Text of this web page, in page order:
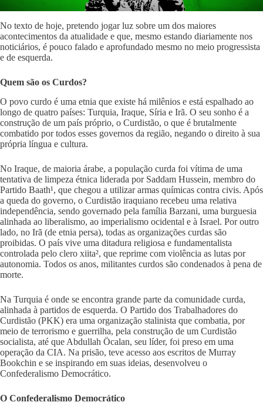
No texto de hoje, pretendo jogar luz sobre um dos maiores
acontecimentos da atualidade e que, mesmo estando diariamente nos
noticiários, é pouco falado e aprofundado mesmo no meio progressista
e de esquerda.
Quem são os Curdos?
O povo curdo é uma etnia que existe há milênios e está espalhado ao
longo de quatro países: Turquia, Iraque, Síria e Irã. O seu sonho é a
construção de um país próprio, o Curdistão, o que é brutalmente
combatido por todos esses governos da região, negando o direito à sua
própria língua e cultura.
No Iraque, de maioria árabe, a população curda foi vítima de uma
tentativa de limpeza étnica liderada por Saddam Hussein, membro do
Partido Baath¹, que chegou a utilizar armas químicas contra civis. Após
a queda do governo, o Curdistão iraquiano recebeu uma relativa
independência, sendo governado pela família Barzani, uma burguesia
alinhada ao liberalismo, ao imperialismo ocidental e à Israel. Por outro
lado, no Irã (de etnia persa), todas as organizações curdas são
proibidas. O país vive uma ditadura religiosa e fundamentalista
controlada pelo clero xiita², que reprime com violência as lutas por
autonomia. Todos os anos, militantes curdos são condenados à pena de
morte.
Na Turquia é onde se encontra grande parte da comunidade curda,
alinhada à partidos de esquerda. O Partido dos Trabalhadores do
Curdistão (PKK) era uma organização stalinista que combatia, por
meio de terrorismo e guerrilha, pela construção de um Curdistão
socialista, até que Abdullah Öcalan, seu líder, foi preso em uma
operação da CIA. Na prisão, teve acesso aos escritos de Murray
Bookchin e se inspirando em suas ideias, desenvolveu o
Confederalismo Democrático.
O Confederalismo Democrático